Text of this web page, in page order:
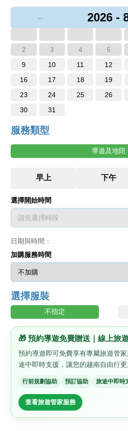
← 2026 -
2
3 4 5
9
10 11 12
16
17 18 19
23
24 25 26
30
31
服務類型
導遊及地陪
選擇開始時間
日期與時間：
加購服務時間
選擇服裝
不指定
🎁 預約導遊免費贈送｜線上旅
預約導遊即可免費享有專屬旅遊管
途中即時支援，讓您的越南自由行更
行前規劃協助 預訂協助 旅途中即時
查看旅遊管家服務